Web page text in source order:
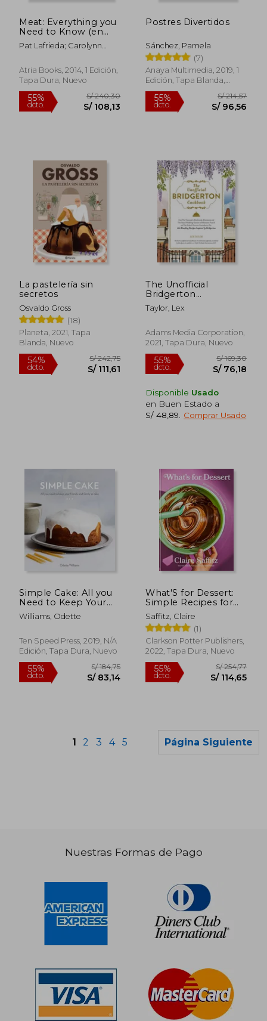
20%
dcto.
S/ 125,00
S/ 100,00
55%
dcto.
55%
dcto.
S/ 242,70
S/ 109,21
50%
dcto.
Meat: Everything you
Need to Know (en
Inglés)
Pat Lafrieda; Carolynn
Atria Books, 2014, 1 Edición,
Tapa Dura, Nuevo
Postres Divertidos
Sánchez, Pamela
(7)
Anaya Multimedia, 2019, 1
Edición, Tapa Blanda,
Nuevo
La pastelería sin
secretos
Osvaldo Gross
(18)
Planeta, 2021, Tapa
Blanda, Nuevo
The Unofficial
Bridgerton
Cookbook: From the
Viscount'S Mushroom
Royal Wedding
Oysters to Debutante
Duke'S Favorite. 100
Dazzling Recipes
Bridgerton (en
Inglés)
Taylor, Lex
Adams Media Corporation,
2021, Tapa Dura, Nuevo
Disponible Usado
en Buen Estado a
S/ 48,89
Comprar Usado
Simple Cake: All you
Need to Keep Your
Friends and Family in
Cake (en Inglés)
Williams, Odette
Ten Speed Press, 2019, N/A
Edición, Tapa Dura, Nuevo
What'S for Dessert:
Simple Recipes for
Dessert People (en
Inglés)
Saffitz, Claire
(1)
Clarkson Potter Publishers,
2022, Tapa Dura, Nuevo
1 2 3 4 5 Página Siguiente
Nuestras Formas de Pago